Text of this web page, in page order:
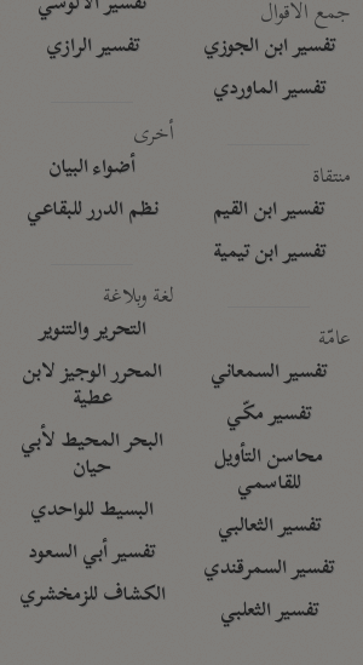
جمع الأقوال
تفسير ابن الجوزي
تفسير الماوردي
منتقاة
تفسير ابن القيم
تفسير ابن تيمية
عامّة
تفسير السمعاني
تفسير مكّي
محاسن التأويل
للقاسمي
تفسير الثعالبي
تفسير السمرقندي
تفسير الثعلبي
تفسير الرازي
أخرى
أضواء البيان
نظم الدرر للبقاعي
لغة وبلاغة
التحرير والتنوير
المحرر الوجيز لابن
عطية
البحر المحيط لأبي
حيان
البسيط للواحدي
تفسير أبي السعود
الكشاف للزمخشري